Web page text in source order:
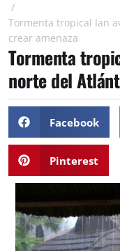
/
Tormenta tropical Ian
crear amenaza
Tormenta
norte del
Facebook
Pinterest